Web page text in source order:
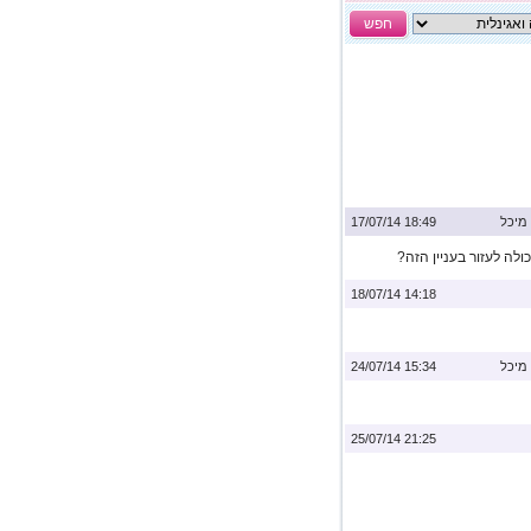
חפש
18:49 17/07/14 מיכל
לעזור בעניין הזה?
14:18 18/07/14
15:34 24/07/14 מיכל
21:25 25/07/14